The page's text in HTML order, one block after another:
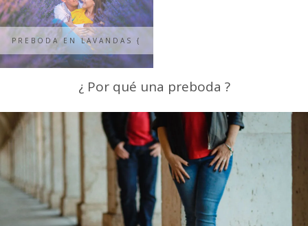
PREBODA EN LAVANDAS {
ARANCHA + DAVID }
¿ Por qué una preboda ?